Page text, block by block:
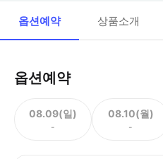
옵션예약 상품소개
옵션예약
08.09(일)
-
08.10(월)
-